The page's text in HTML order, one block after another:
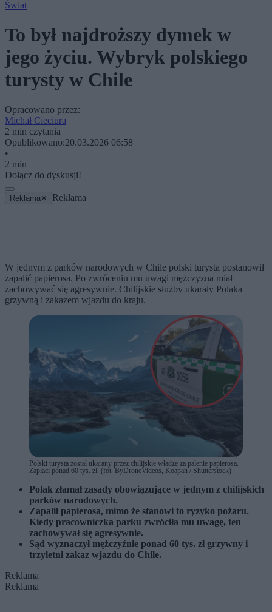
Świat
To był najdroższy dymek w
jego życiu. Wybryk polskiego
turysty w Chile
Opracowano przez:
Michał Cieciura
2 min czytania
Opublikowano:20.03.2026 06:58
•
2 min
Dołącz do dyskusji!
Reklama ✕ Reklama
W jednym z parków narodowych w Chile polski turysta postanowił
zapalić papierosa. Po zwróceniu mu uwagi mężczyzna miał
zachowywać się agresywnie. Chilijskie służby ukarały Polaka
grzywną i zakazem wjazdu do kraju.
Polski turysta został ukarany przez chilijskie władze za palenie papierosa.
Zapłaci ponad 60 tys. zł. (fot. ByDroneVideos, Koapan / Shutterstock)
Polak złamał zasady obowiązujące w jednym z chilijskich
parków narodowych.
Zapalił papierosa, mimo że stanowi to ryzyko pożaru.
Kiedy pracowniczka parku zwróciła mu uwagę, ten
zachowywał się agresywnie.
Sąd wyznaczył mężczyźnie ponad 60 tys. zł grzywny i
trzyletni zakaz wjazdu do Chile.
Reklama
Reklama